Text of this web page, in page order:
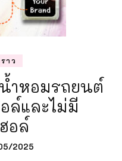
าว
ำหอมรถยนต์
ล์และไม่มี
อล์
2025